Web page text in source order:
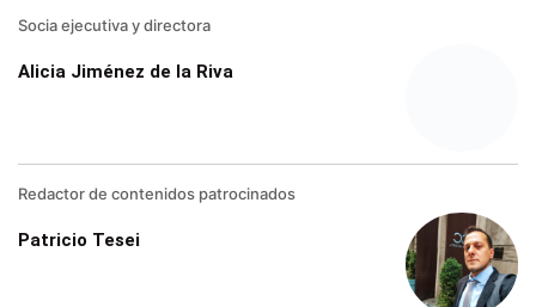
Socia ejecutiva y directora
Alicia Jiménez de la Riva
Redactor de contenidos patrocinados
Patricio Tesei